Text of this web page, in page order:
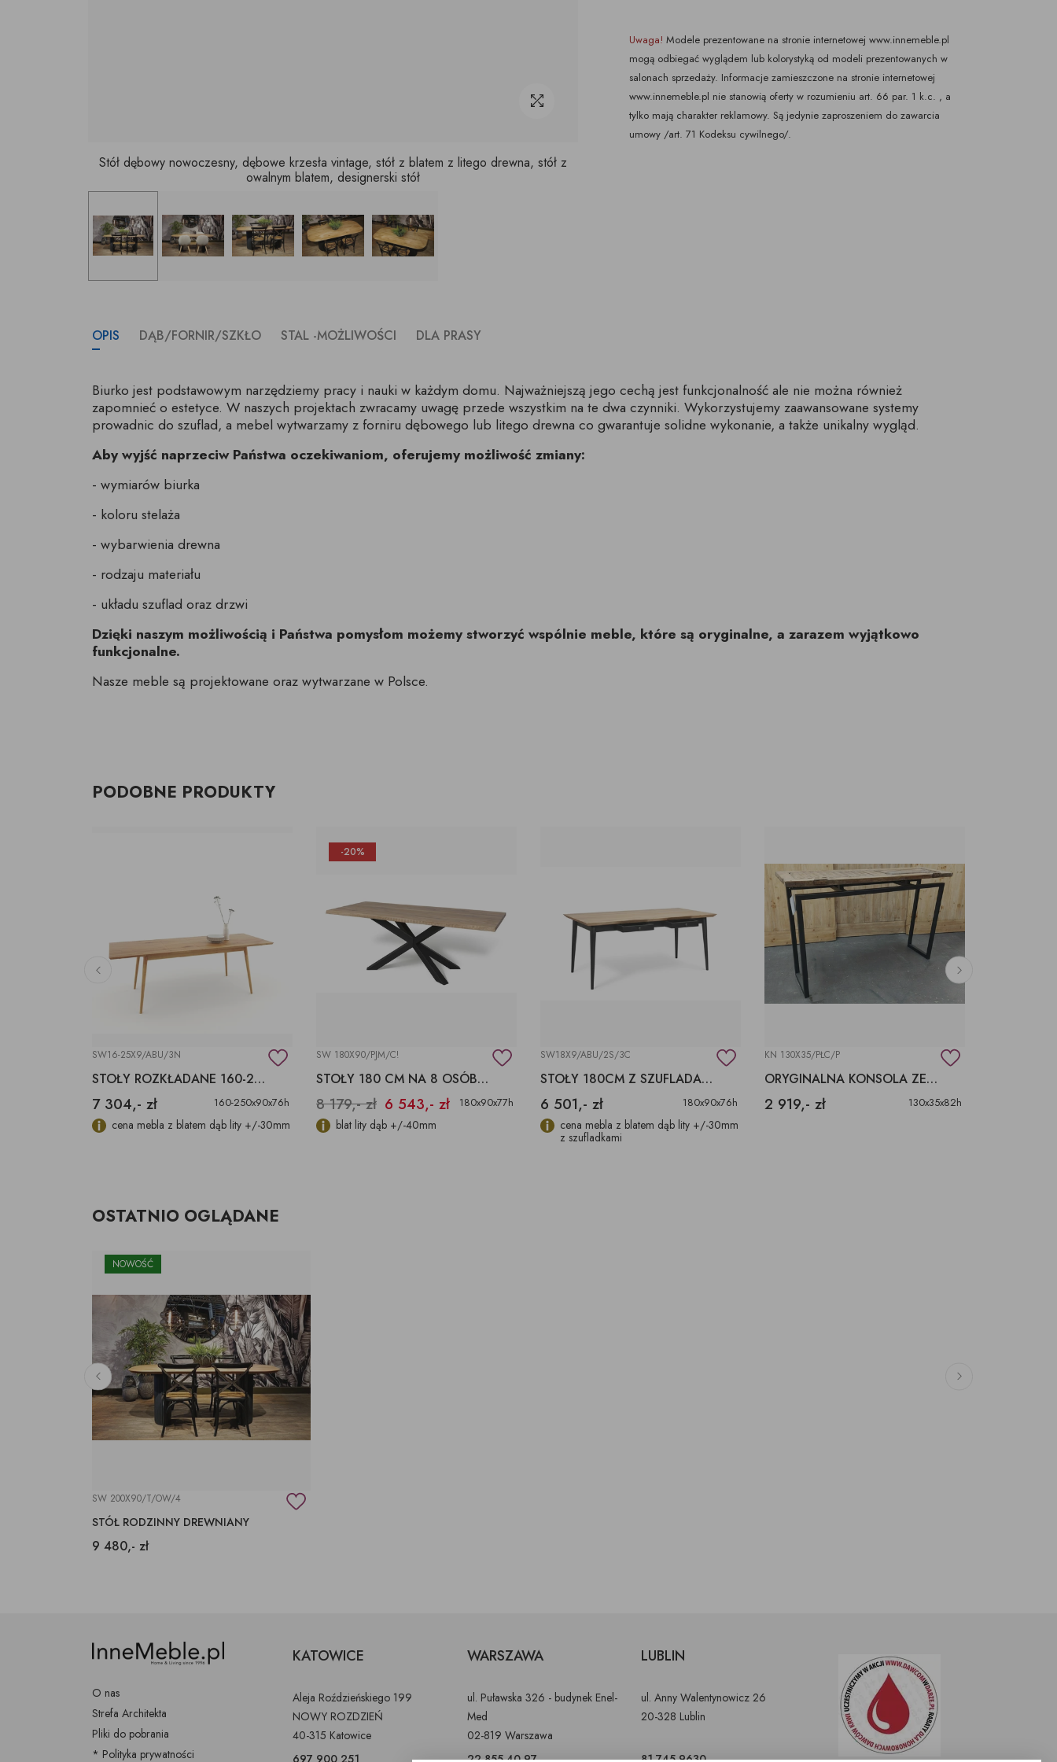
Stół dębowy nowoczesny, dębowe krzesła vintage, stół z blatem z litego drewna, stół z
owalnym blatem, designerski stół
Uwaga! Modele prezentowane na stronie internetowej www.innemeble.pl
mogą odbiegać wyglądem lub kolorystyką od modeli prezentowanych w
salonach sprzedaży. Informacje zamieszczone na stronie internetowej
www.innemeble.pl nie stanowią oferty w rozumieniu art. 66 par. 1 k.c. , a
tylko mają charakter reklamowy. Są jedynie zaproszeniem do zawarcia
umowy /art. 71 Kodeksu cywilnego/.
OPIS DĄB/FORNIR/SZKŁO STAL -MOŻLIWOŚCI DLA PRASY
Biurko jest podstawowym narzędziemy pracy i nauki w każdym domu. Najważniejszą jego cechą jest funkcjonalność ale nie można również
zapomnieć o estetyce. W naszych projektach zwracamy uwagę przede wszystkim na te dwa czynniki. Wykorzystujemy zaawansowane systemy
prowadnic do szuflad, a mebel wytwarzamy z forniru dębowego lub litego drewna co gwarantuje solidne wykonanie, a także unikalny wygląd.
Aby wyjść naprzeciw Państwa oczekiwaniom, oferujemy możliwość zmiany:
- wymiarów biurka
- koloru stelaża
- wybarwienia drewna
- rodzaju materiału
- układu szuflad oraz drzwi
Dzięki naszym możliwością i Państwa pomysłom możemy stworzyć wspólnie meble, które są oryginalne, a zarazem wyjątkowo
funkcjonalne.
Nasze meble są projektowane oraz wytwarzane w Polsce.
PODOBNE PRODUKTY
SW16-25X9/ABU/3N
STOŁY ROZKŁADANE 160-250CM DO KUCHNI BLAT DĄB
7 304,- zł 160-250x90x76h
cena mebla z blatem dąb lity +/-30mm
-20%
SW 180X90/PJM/C!
STOŁY 180 CM NA 8 OSÓB DĘBOWY METAL
8 179,- zł 6 543,- zł 180x90x77h
blat lity dąb +/-40mm
SW18X9/ABU/2S/3C
STOŁY 180CM Z SZUFLADAMI 30MM GRUBOŚĆ BLATU
6 501,- zł 180x90x76h
cena mebla z blatem dąb lity +/-30mm
z szufladkami
KN 130X35/PŁC/P
ORYGINALNA KONSOLA ZE STARYCH DRZWI
2 919,- zł 130x35x82h
OSTATNIO OGLĄDANE
NOWOŚĆ
SW 200X90/T/OW/4
STÓŁ RODZINNY DREWNIANY
9 480,- zł
O nas
Strefa Architekta
Pliki do pobrania
* Polityka prywatności
KATOWICE
Aleja Roździeńskiego 199
NOWY ROZDZIEŃ
40-315 Katowice
697 900 251
WARSZAWA
ul. Puławska 326 - budynek Enel-
Med
02-819 Warszawa
22 855 40 97
LUBLIN
ul. Anny Walentynowicz 26
20-328 Lublin
81 745 9630